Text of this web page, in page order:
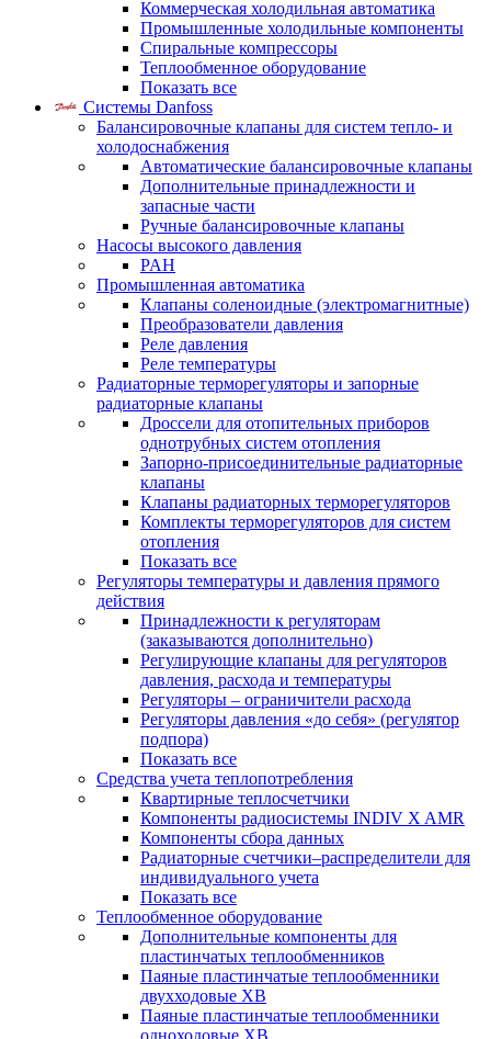
Коммерческая холодильная автоматика
Промышленные холодильные компоненты
Спиральные компрессоры
Теплообменное оборудование
Показать все
Системы Danfoss
Балансировочные клапаны для систем тепло- и
холодоснабжения
Автоматические балансировочные клапаны
Дополнительные принадлежности и
запасные части
Ручные балансировочные клапаны
Насосы высокого давления
PAH
Промышленная автоматика
Клапаны соленоидные (электромагнитные)
Преобразователи давления
Реле давления
Реле температуры
Радиаторные терморегуляторы и запорные
радиаторные клапаны
Дроссели для отопительных приборов
однотрубных систем отопления
Запорно-присоединительные радиаторные
клапаны
Клапаны радиаторных терморегуляторов
Комплекты терморегуляторов для систем
отопления
Показать все
Регуляторы температуры и давления прямого
действия
Принадлежности к регуляторам
(заказываются дополнительно)
Регулирующие клапаны для регуляторов
давления, расхода и температуры
Регуляторы – ограничители расхода
Регуляторы давления «до себя» (регулятор
подпора)
Показать все
Средства учета теплопотребления
Квартирные теплосчетчики
Компоненты радиосистемы INDIV X AMR
Компоненты сбора данных
Радиаторные счетчики–распределители для
индивидуального учета
Показать все
Теплообменное оборудование
Дополнительные компоненты для
пластинчатых теплообменников
Паяные пластинчатые теплообменники
двухходовые XB
Паяные пластинчатые теплообменники
одноходовые ХВ